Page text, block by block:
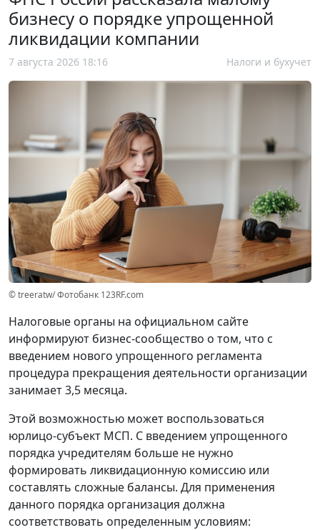
бизнесу о порядке упрощенной
ликвидации компании
7 августа 2026 18:16 Налоги и бухучет
© treeratw/ Фотобанк 123RF.com
Налоговые органы на официальном сайте
информируют бизнес-сообщество о том, что с
введением нового упрощенного регламента
процедура прекращения деятельности организации
занимает 3,5 месяца.
Этой возможностью может воспользоваться
юрлицо-субъект МСП. С введением упрощенного
порядка учредителям больше не нужно
формировать ликвидационную комиссию или
составлять сложные балансы. Для применения
данного порядка организация должна
соответствовать определенным условиям: